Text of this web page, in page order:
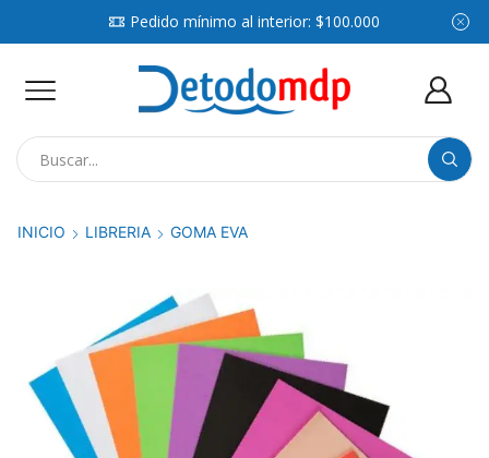
Pedido mínimo al interior: $100.000
INICIO LIBRERIA GOMA EVA